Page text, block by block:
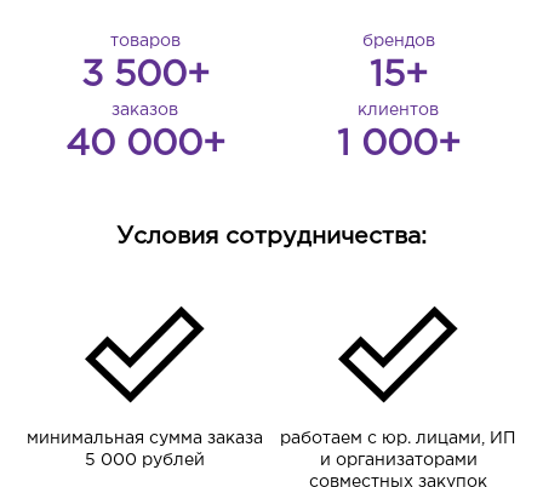
товаров
3 500+
брендов
15+
заказов
40 000+
клиентов
1 000+
Условия сотрудничества:
минимальная сумма заказа
5 000 рублей
работаем с юр. лицами, ИП
и организаторами
совместных закупок